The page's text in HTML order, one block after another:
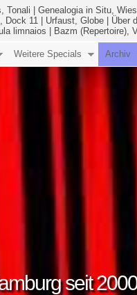
Tonali Genealogia in Situ,
Dock 11 Urfaust, Globe Über
limnaios
Bazm (Repertoire),
seit 2000
Weitere Specials Archiv